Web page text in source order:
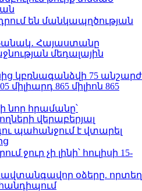
են մանկապղծության
Հայաստանը
մեդալային
կբռնագանձվի 75 անշարժ
միլիարդ 865 միլիոն 865
նոր հրամանը՝
վերաբերյալ
պահանջում է վտարել
ջուր չի լինի՝ հուլիսի 15-
օձերը. որտեղ